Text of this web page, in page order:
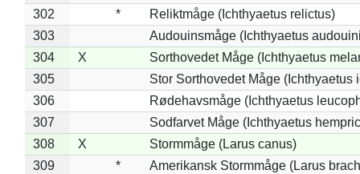
302
*
Reliktmåge (Ichthyaetus relictus)
303
Audouinsmåge (Ichthyaetus
304
X
Sorthovedet Måge (Ichthyaetus
305
Stor Sorthovedet Måge (Ichthyaetus
306
Rødehavsmåge (Ichthyaetus
307
Sodfarvet Måge (Ichthyaetus
308
X
Stormmåge (Larus canus)
309
*
Amerikansk Stormmåge (Larus